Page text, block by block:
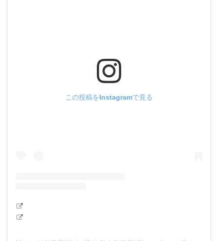
この投稿をInstagramで見る